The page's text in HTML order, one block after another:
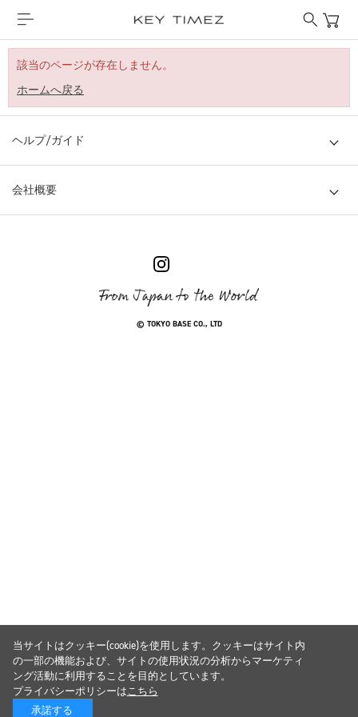
該当のページが存在しません。
ホームへ戻る
ヘルプ/ガイド
会社概要
© TOKYO BASE CO., LTD
当サイトはクッキー(cookie)を使用します。クッキーはサイト内
の一部の機能および、サイトの使用状況の分析からマーケティ
ング活動に利用することを目的としています。
プライバシーポリシーはこちら
承諾する